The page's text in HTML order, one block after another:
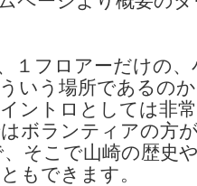
１フロアーだけの
いう場所であるの
ントロとしては非
ボランティアの方
そこで山崎の歴史
もできます。